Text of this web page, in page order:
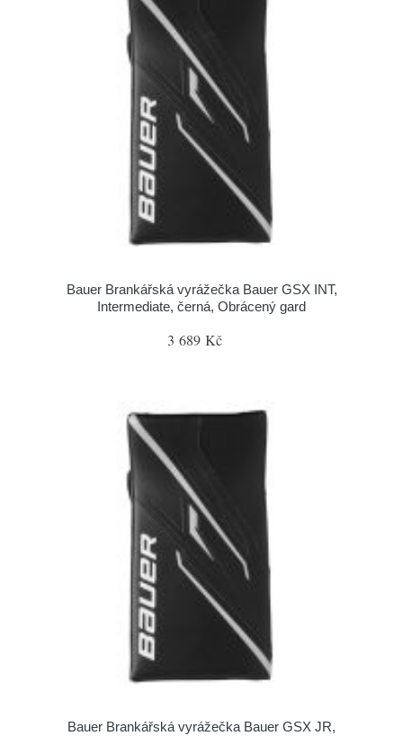
Bauer Brankářská vyrážečka Bauer GSX INT,
Intermediate, černá, Obrácený gard
3 689 Kč
Bauer Brankářská vyrážečka Bauer GSX JR,